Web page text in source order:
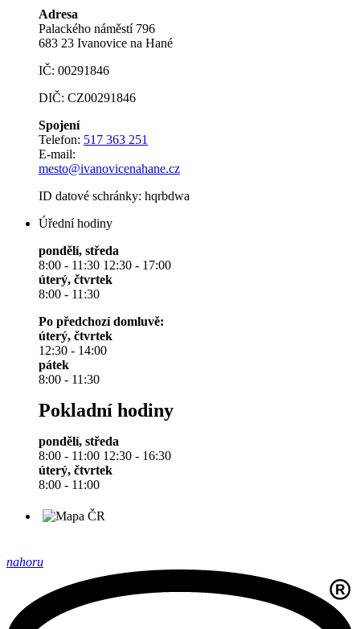
Adresa
Palackého náměstí 796
683 23 Ivanovice na Hané
IČ: 00291846
DIČ: CZ00291846
Spojení
Telefon: 517 363 251
E-mail:
mesto@ivanovicenahane.cz
ID datové schránky: hqrbdwa
Úřední hodiny
pondělí, středa
8:00 - 11:30 12:30 - 17:00
úterý, čtvrtek
8:00 - 11:30
Po předchozí domluvě:
úterý, čtvrtek
12:30 - 14:00
pátek
8:00 - 11:30
Pokladní hodiny
pondělí, středa
8:00 - 11:00 12:30 - 16:30
úterý, čtvrtek
8:00 - 11:00
nahoru